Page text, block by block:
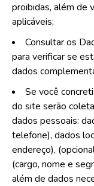
proibidas, além de
aplicáveis;
Consultar os
para verificar se
dados
Se você
do site serão
dados pessoais:
telefone), dados
endereço),
(cargo, nome e
além de dados